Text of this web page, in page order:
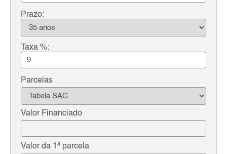
Prazo:
Taxa %:
Parcelas
Valor Financiado
Valor da 1ª parcela